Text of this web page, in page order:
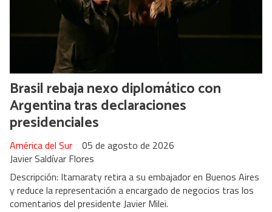
Brasil rebaja nexo diplomático con
Argentina tras declaraciones
presidenciales
Javier Saldívar Flores
América del Sur 05 de agosto de 2026
Descripción: Itamaraty retira a su embajador en Buenos Aires
y reduce la representación a encargado de negocios tras los
comentarios del presidente Javier Milei.